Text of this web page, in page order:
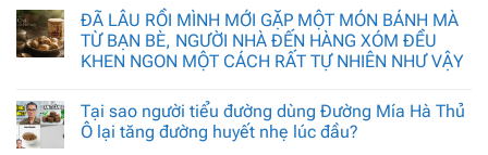
ĐÃ LÂU RỒI MÌNH MỚI GẶP MỘT MÓN BÁNH MÀ
TỪ BẠN BÈ, NGƯỜI NHÀ ĐẾN HÀNG XÓM ĐỀU
KHEN NGON MỘT CÁCH RẤT TỰ NHIÊN NHƯ VẬY
Tại sao người tiểu đường dùng Đường Mía Hà Thủ
Ô lại tăng đường huyết nhẹ lúc đầu?